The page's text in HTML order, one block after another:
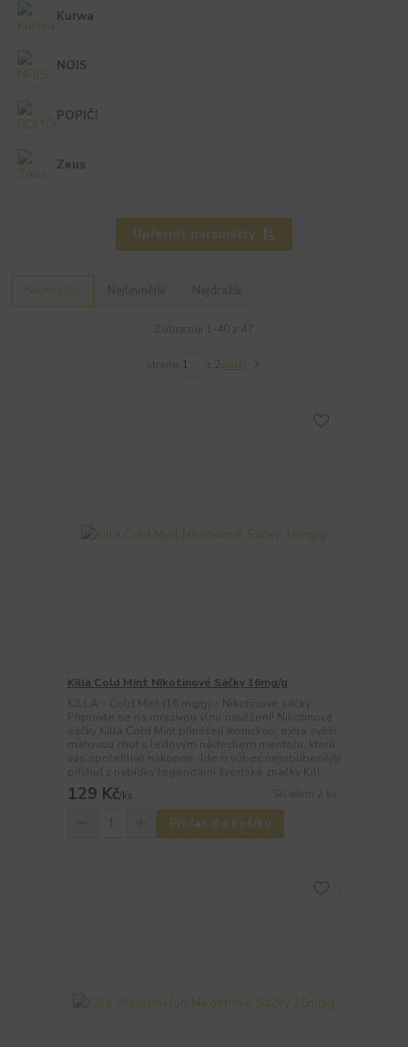
Kurwa
NOIS
POPIČ!
Zeus
Upřesnit parametry
Nejnovější
další
Killa Cold Mint Nikotinové Sáčky 16mg/g
129 Kč/ks Skladem 2 ks
Přidat do košíku